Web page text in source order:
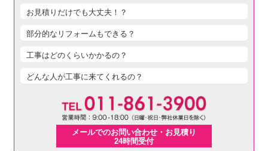
お見積りだけでも大丈夫！？
部分的なリフォームもできる？
工事はどのくらいかかるの？
どんな人が工事に来てくれるの？
メールでのお問い合わせ・お見積り
24時間受付